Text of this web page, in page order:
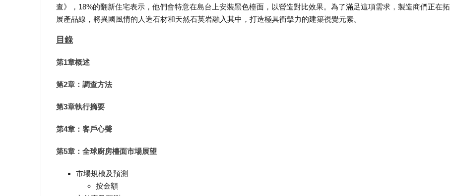
查》，18%的翻新住宅表示，他們會特意在島台上安裝黑色檯面，以營造對比效果。為了滿足這項需求，製造商們正在拓
展產品線，將異國風情的人造石材和天然石英岩融入其中，打造極具衝擊力的建築視覺元素。
目錄
第1章概述
第2章：調查方法
第3章執行摘要
第4章：客戶心聲
第5章：全球廚房檯面市場展望
市場規模及預測
按金額